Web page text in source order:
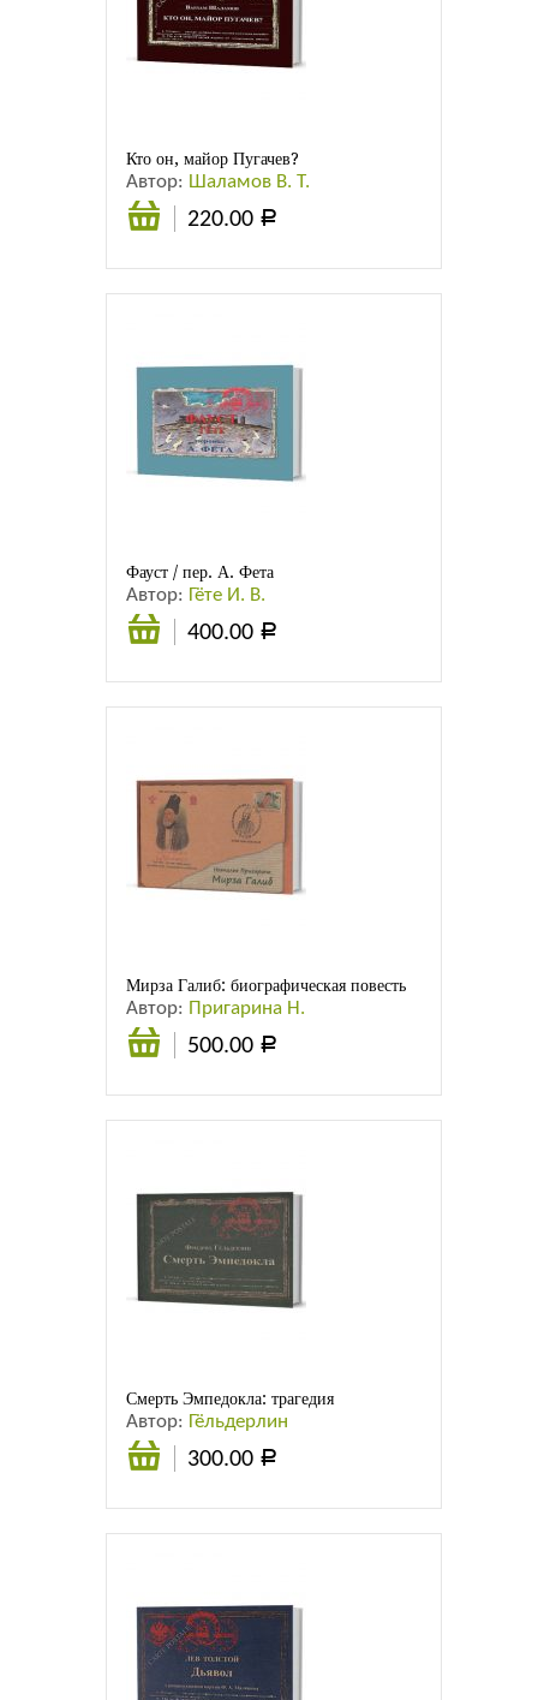
Кто он, майор Пугачев?
Автор: Шаламов В. Т.
220.00 Р
Фауст / пер. А. Фета
Автор: Гёте И. В.
400.00 Р
Мирза Галиб: биографическая повесть
Автор: Пригарина Н.
500.00 Р
Смерть Эмпедокла: трагедия
Автор: Гёльдерлин
300.00 Р